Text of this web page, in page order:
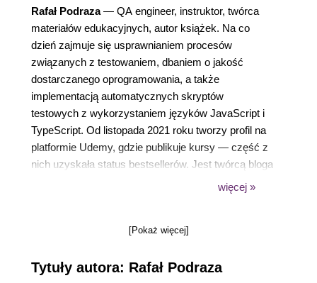
Rafał Podraza— QA engineer, instruktor, twórca
materiałów edukacyjnych, autor książek. Na co
dzień zajmuje się usprawnianiem procesów
związanych z testowaniem, dbaniem o jakość
dostarczanego oprogramowania, a także
implementacją automatycznych skryptów
testowych z wykorzystaniem języków JavaScript i
TypeScript. Od listopada 2021 roku tworzy profil na
platformie Udemy, gdzie publikuje kursy — część z
nich uzyskała status bestsellerów. Jest twórcą bloga
i aktywnym działaczem w społeczności testerskiej,
więcej »
[Pokaż więcej]
Tytuły autora: Rafał Podraza